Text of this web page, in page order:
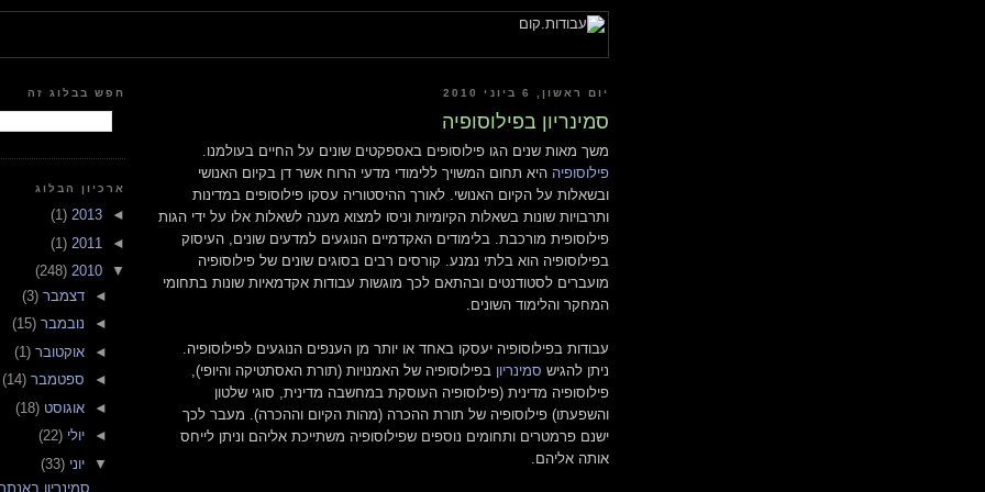
יום ראשון, 6 ביוני 2010
סמינריון בפילוסופיה
משך מאות שנים הגו פילוסופים באספקטים שונים על החיים בעולמנו.
פילוסופיה היא תחום המשויך ללימודי מדעי הרוח אשר דן בקיום האנושי
ובשאלות על הקיום האנושי. לאורך ההיסטוריה עסקו פילוסופים במדינות
ותרבויות שונות בשאלות הקיומיות וניסו למצוא מענה לשאלות אלו על ידי הגות
פילוסופית מורכבת. בלימודים האקדמיים הנוגעים למדעים שונים, העיסוק
בפילוסופיה הוא בלתי נמנע. קורסים רבים בסוגים שונים של פילוסופיה
מועברים לסטודנטים ובהתאם לכך מוגשות עבודות אקדמאיות שונות בתחומי
המחקר והלימוד השונים.
עבודות בפילוסופיה יעסקו באחד או יותר מן הענפים הנוגעים לפילוסופיה.
ניתן להגיש סמינריון בפילוסופיה של האמנויות (תורת האסתטיקה והיופי),
פילוסופיה מדינית (פילוסופיה העוסקת במחשבה מדינית, סוגי שלטון
והשפעתו) פילוסופיה של תורת ההכרה (מהות הקיום וההכרה). מעבר לכך
ישנם פרמטרים ותחומים נוספים שפילוסופיה משתייכת אליהם וניתן לייחס
אותה אליהם.
חפש בבלוג זה
ארכיון הבלוג
◄
2013
(1)
◄
2011
(1)
▼
2010
(248)
◄ דצמבר (3)
◄ נובמבר (15)
◄ אוקטובר (1)
◄ ספטמבר (14)
◄ אוגוסט (18)
◄ יולי (22)
▼ יוני (33)
סמינריון